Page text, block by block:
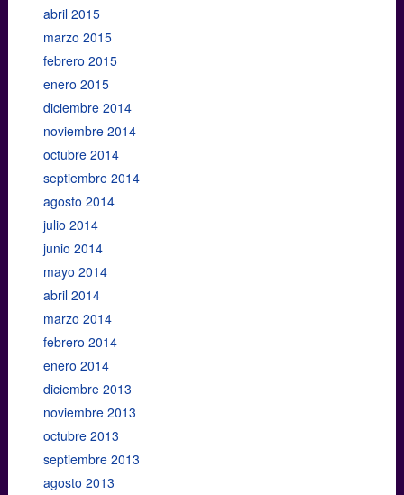
abril 2015
marzo 2015
febrero 2015
enero 2015
diciembre 2014
noviembre 2014
octubre 2014
septiembre 2014
agosto 2014
julio 2014
junio 2014
mayo 2014
abril 2014
marzo 2014
febrero 2014
enero 2014
diciembre 2013
noviembre 2013
octubre 2013
septiembre 2013
agosto 2013